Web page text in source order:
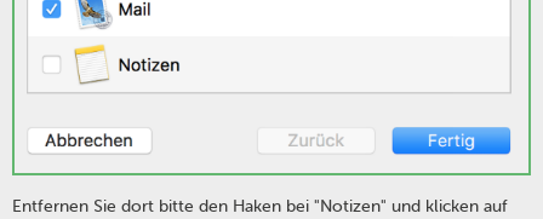
Entfernen Sie dort bitte den Haken bei "Notizen" und klicken auf